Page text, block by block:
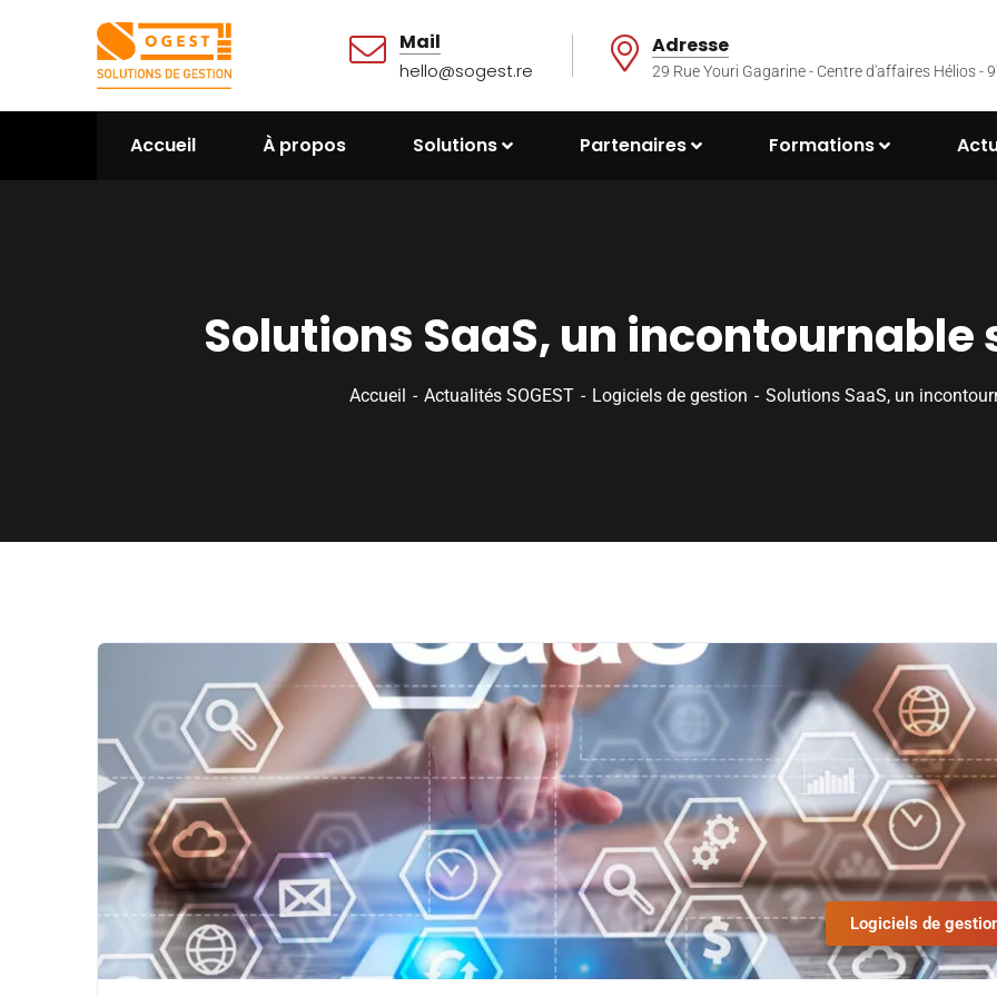
Mail
hello@sogest.re
Adresse
29 Rue Youri Gagarine - Centre d'affaires Hélios -
Accueil À propos Solutions Partenaires Formations
Solutions SaaS, un incontournable
Accueil Actualités SOGEST Logiciels de gestion Solutions SaaS, un
Logiciels de